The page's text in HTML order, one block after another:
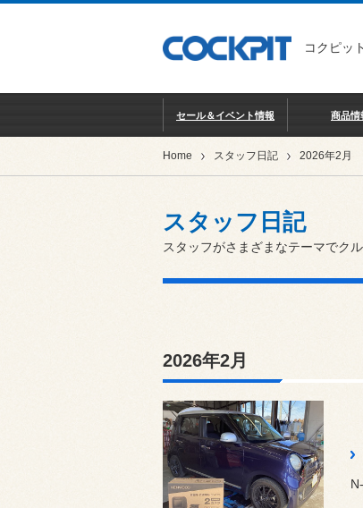
コクピッ
セール＆イベント情報 商品情
Home スタッフ日記 2026年2月
スタッフ日記
スタッフがさまざまなテーマでク
2026年2月